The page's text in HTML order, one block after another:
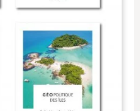
des titres
numériques <<
je suis devenu